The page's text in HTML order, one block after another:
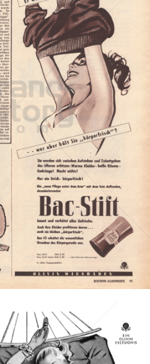
Eastern Europe GmbH 1953
Bild-ID: 1326